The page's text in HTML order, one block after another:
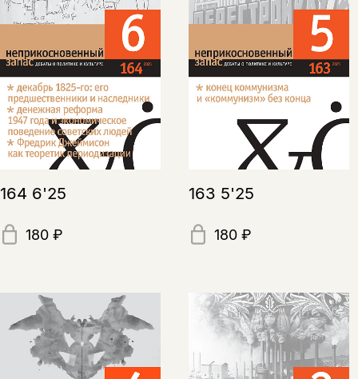
164 6'25
180 ₽
163 5'25
180 ₽
Подписка на рассылку
Этой книги временно
нет в продаже.